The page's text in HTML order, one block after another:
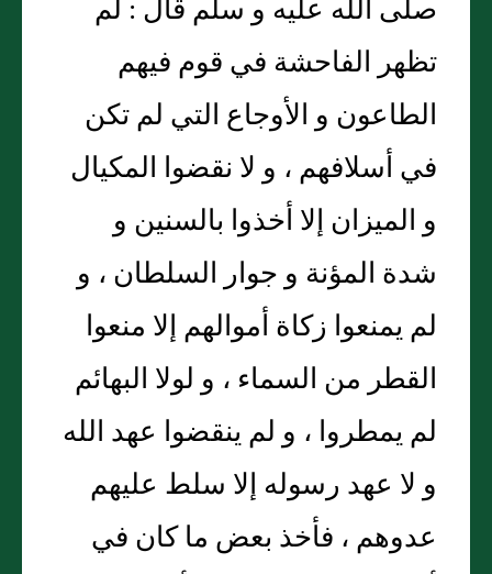
صلى الله عليه و سلم قال : لم
تظهر الفاحشة في قوم فيهم
الطاعون و الأوجاع التي لم تكن
في أسلافهم ، و لا نقضوا المكيال
و الميزان إلا أخذوا بالسنين و
شدة المؤنة و جوار السلطان ، و
لم يمنعوا زكاة أموالهم إلا منعوا
القطر من السماء ، و لولا البهائم
لم يمطروا ، و لم ينقضوا عهد الله
و لا عهد رسوله إلا سلط عليهم
عدوهم ، فأخذ بعض ما كان في